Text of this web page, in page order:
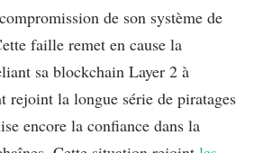
de son système de
faille remet en cause la
sa blockchain Layer 2 à
rejoint la longue série de piratages
encore la confiance dans la